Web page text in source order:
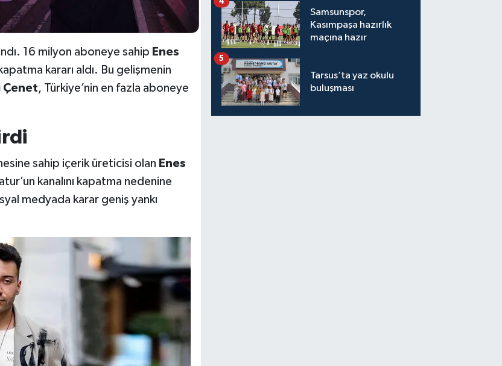
16 milyon aboneye sahip Enes
kararı aldı. Bu gelişmenin
Çenet, Türkiye’nin en fazla aboneye
sahip içerik üreticisi olan Enes
kanalını kapatma nedenine
medyada karar geniş yankı
Samsunspor,
Kasımpaşa hazırlık
maçına hazır
Tarsus’ta yaz okulu
buluşması
5